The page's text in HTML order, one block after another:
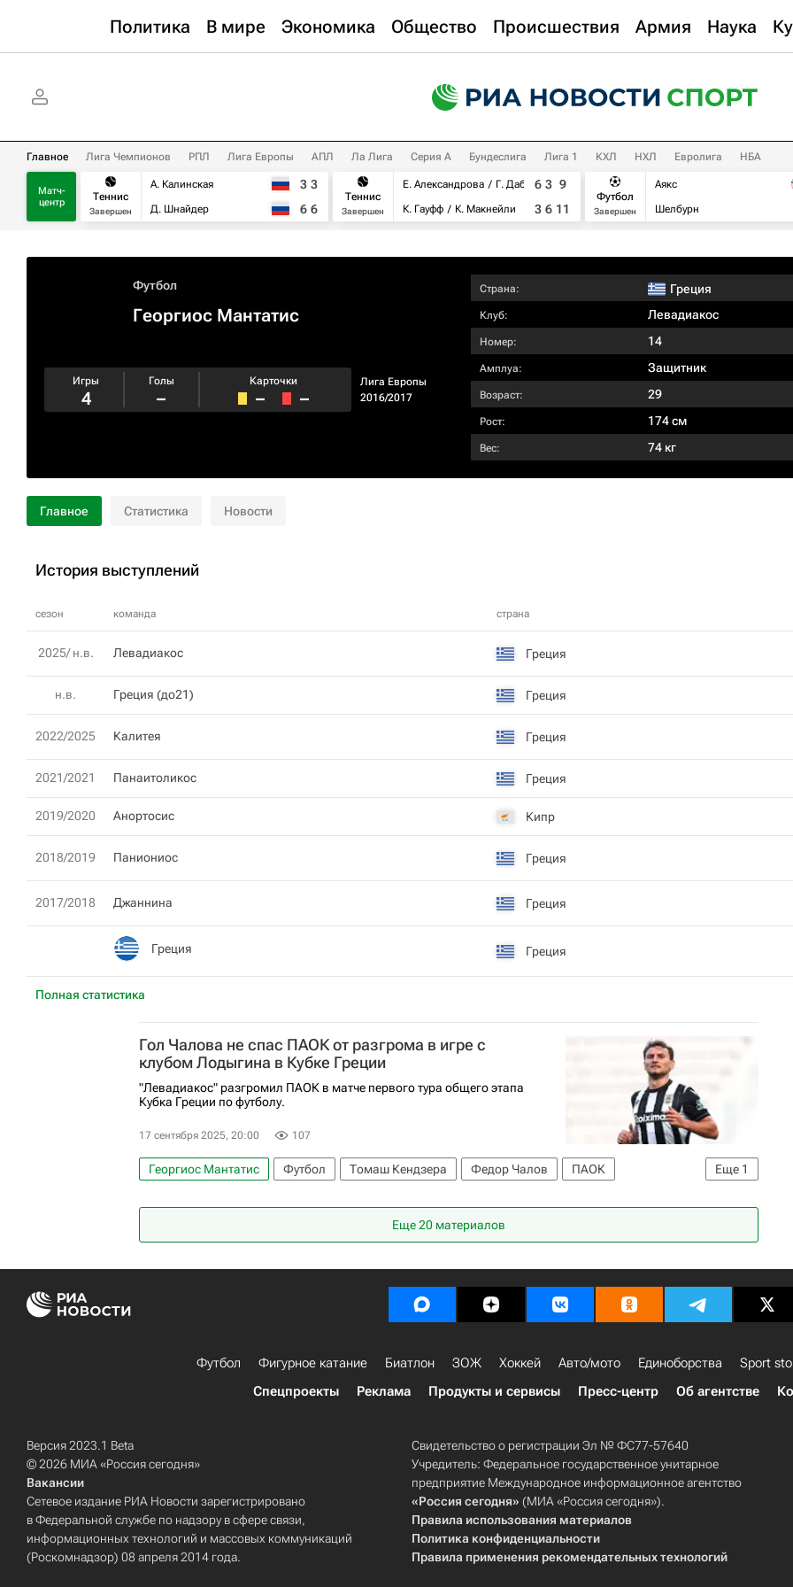
Политика В мире Экономика Общество Происшествия Армия Наука
Главное Лига Чемпионов РПЛ Лига Европы АПЛ Ла Лига Серия А Бундеслига Лига 1 КХЛ НХЛ Евролига НБА
Матч-
центр
Теннис
Завершен
А. Калинская
Д. Шнайдер
3 3
6 6
Теннис
Завершен
Е. Александрова
Г. Дабровски
К. Гауфф
К. Макнейли
6 3 9
3 6 11
Футбол
Завершен
Аякс
Шелбурн
Футбол
Георгиос Мантатис
Лига Европы
2016/2017
Игры
4
Голы
–
Карточки
– –
Страна: Греция
Клуб: Левадиакос
Номер: 14
Амплуа: Защитник
Возраст: 29
Рост: 174 см
Вес: 74 кг
Главное Статистика Новости
История выступлений
сезон команда страна
Полная статистика
2025/ н.в. Левадиакос Греция
н.в. Греция (до21) Греция
2022/2025 Калитея Греция
2021/2021 Панаитоликос Греция
2019/2020 Анортосис Кипр
2018/2019 Паниониос Греция
2017/2018 Джаннина Греция
Греция Греция
Гол Чалова не спас ПАОК от разгрома в игре с
клубом Лодыгина в Кубке Греции
"Левадиакос" разгромил ПАОК в матче первого тура общего этапа
Кубка Греции по футболу.
17 сентября 2025, 20:00 107
Еще 1
Георгиос Мантатис Футбол Томаш Кендзера Федор Чалов
ПАОК
Еще 20 материалов
Футбол Фигурное катание Биатлон ЗОЖ Хоккей Авто/мото Единоборства Sport
Спецпроекты
Реклама Продукты и сервисы Пресс-центр Об агентстве
Версия 2023.1 Beta
© 2026 МИА «Россия сегодня»
Вакансии
Сетевое издание РИА Новости зарегистрировано
в Федеральной службе по надзору в сфере связи,
информационных технологий и массовых коммуникаций
(Роскомнадзор) 08 апреля 2014 года.
Свидетельство о регистрации Эл № ФС77-57640
Учредитель: Федеральное государственное унитарное
предприятие Международное информационное агентство
«Россия сегодня» (МИА «Россия сегодня»).
Правила использования материалов
Политика конфиденциальности
Правила применения рекомендательных технологий